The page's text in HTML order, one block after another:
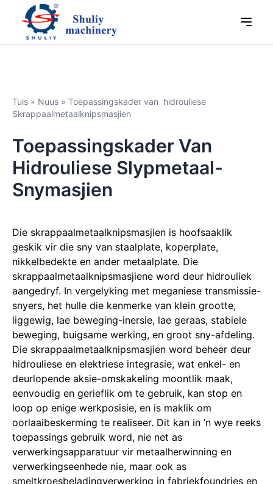
Tuis » Nuus » Toepassingskader van hidrouliese
Skrappaalmetaalknipsmasjien
Toepassingskader Van
Hidrouliese Slypmetaal-
Snymasjien
Die skrappaalmetaalknipsmasjien is hoofsaaklik
geskik vir die sny van staalplate, koperplate,
nikkelbedekte en ander metaalplate. Die
skrappaalmetaalknipsmasjiene word deur hidrouliek
aangedryf. In vergelyking met meganiese transmissie-
snyers, het hulle die kenmerke van klein grootte,
liggewig, lae beweging-inersie, lae geraas, stabiele
beweging, buigsame werking, en groot sny-afdeling.
Die skrappaalmetaalknipsmasjien word beheer deur
hidrouliese en elektriese integrasie, wat enkel- en
deurlopende aksie-omskakeling moontlik maak,
eenvoudig en gerieflik om te gebruik, kan stop en
loop op enige werkposisie, en is maklik om
oorlaaibeskerming te realiseer. Dit kan in ’n wye reeks
toepassings gebruik word, nie net as
verwerkingsapparatuur vir metaalherwinning en
verwerkingseenhede nie, maar ook as
smeltkroesbeladingverwerking in fabriekfoundries en